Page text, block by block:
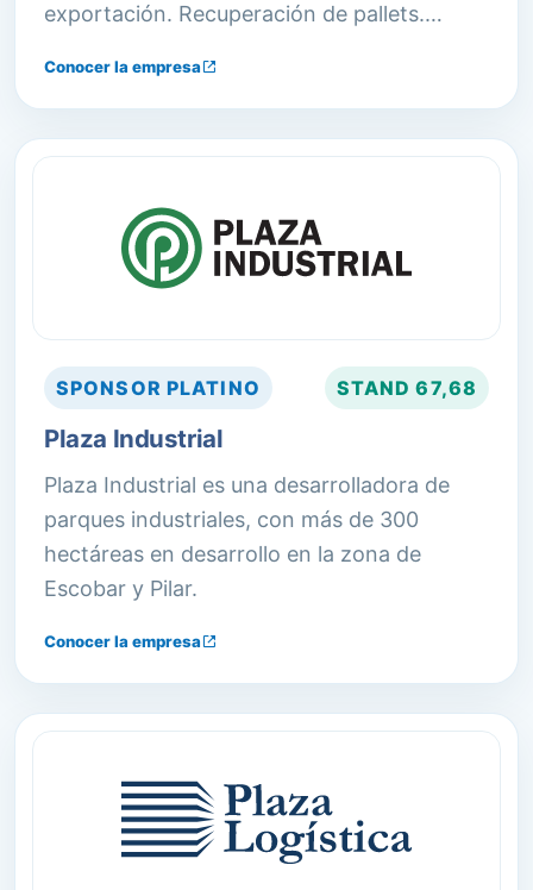
exportación. Recuperación de pallets.
CATEM para tratamiento térmico de
Conocer la empresa
SPONSOR PLATINO STAND67,68
Plaza Industrial
Plaza Industrial es una desarrolladora de
parques industriales, con más de 300
hectáreas en desarrollo en la zona de
Escobar y Pilar.
Conocer la empresa